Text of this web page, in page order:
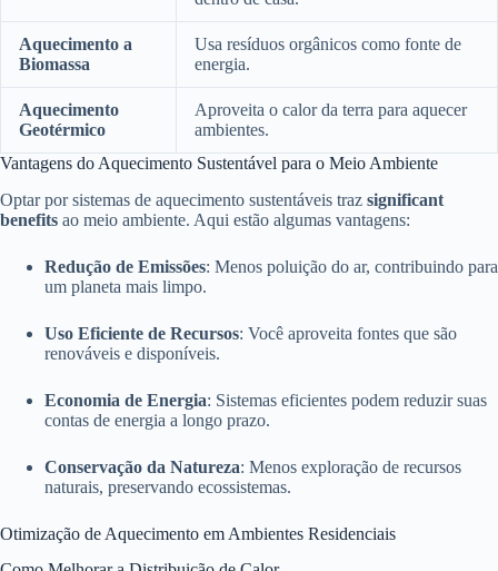
Aquecimento a
Biomassa
Usa resíduos orgânicos como fonte de
energia.
Aquecimento
Geotérmico
Aproveita o calor da terra para aquecer
ambientes.
Vantagens do Aquecimento Sustentável para o Meio Ambiente
Optar por sistemas de aquecimento sustentáveis traz significant
benefits ao meio ambiente. Aqui estão algumas vantagens:
Redução de Emissões: Menos poluição do ar, contribuindo para
um planeta mais limpo.
Uso Eficiente de Recursos: Você aproveita fontes que são
renováveis e disponíveis.
Economia de Energia: Sistemas eficientes podem reduzir suas
contas de energia a longo prazo.
Conservação da Natureza: Menos exploração de recursos
naturais, preservando ecossistemas.
Otimização de Aquecimento em Ambientes Residenciais